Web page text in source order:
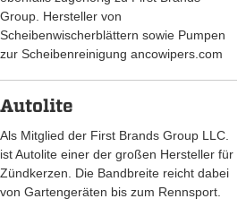
Group. Hersteller von
Scheibenwischerblättern sowie Pumpen
zur Scheibenreinigung ancowipers.com
Autolite
Als Mitglied der First Brands Group LLC.
ist Autolite einer der großen Hersteller für
Zündkerzen. Die Bandbreite reicht dabei
von Gartengeräten bis zum Rennsport.